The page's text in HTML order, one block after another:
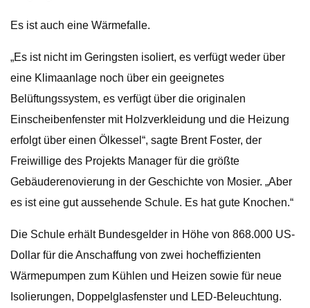
Es ist auch eine Wärmefalle.
„Es ist nicht im Geringsten isoliert, es verfügt weder über
eine Klimaanlage noch über ein geeignetes
Belüftungssystem, es verfügt über die originalen
Einscheibenfenster mit Holzverkleidung und die Heizung
erfolgt über einen Ölkessel“, sagte Brent Foster, der
Freiwillige des Projekts Manager für die größte
Gebäuderenovierung in der Geschichte von Mosier. „Aber
es ist eine gut aussehende Schule. Es hat gute Knochen.“
Die Schule erhält Bundesgelder in Höhe von 868.000 US-
Dollar für die Anschaffung von zwei hocheffizienten
Wärmepumpen zum Kühlen und Heizen sowie für neue
Isolierungen, Doppelglasfenster und LED-Beleuchtung.